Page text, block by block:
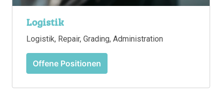
Logistik
Logistik, Repair, Grading, Administration
Offene Positionen